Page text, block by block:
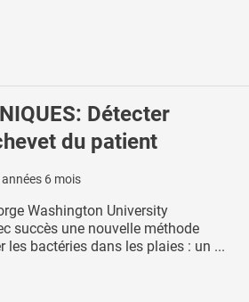
Détecter
du patient
années 6 mois
Washington University
succès une nouvelle méthode
les bactéries dans les plaies : un ...